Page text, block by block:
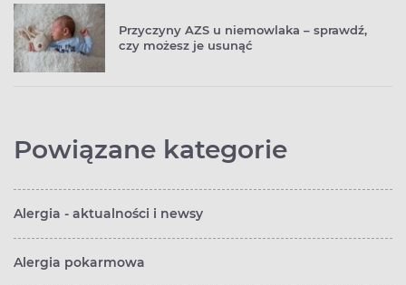
Przyczyny AZS u niemowlaka – sprawdź,
czy możesz je usunąć
Powiązane kategorie
Alergia - aktualności i newsy
Alergia pokarmowa